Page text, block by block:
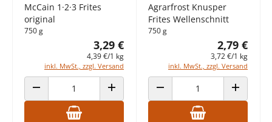
McCain 1·2·3 Frites
original
750 g
3,29 €
4,39 €/1 kg
inkl. MwSt., zzgl. Versand
ANZAHL VERRINGERN ANZAHL ERHÖHEN
Agrarfrost Knusper
Frites Wellenschnitt
750 g
2,79 €
3,72 €/1 kg
inkl. MwSt., zzgl. Versand
ANZAHL VERRINGERN ANZAHL